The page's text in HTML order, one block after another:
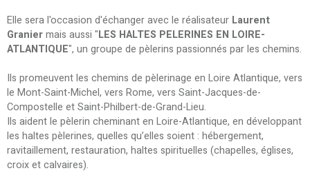
Elle sera l'occasion d'échanger avec le réalisateur Laurent
Graniermais aussi "LES HALTES PELERINES EN LOIRE-
ATLANTIQUE", un groupe de pèlerins passionnés par les chemins.
Ils promeuvent les chemins de pèlerinage en Loire Atlantique, vers
le Mont-Saint-Michel, vers Rome, vers Saint-Jacques-de-
Compostelle et Saint-Philbert-de-Grand-Lieu.
Ils aident le pèlerin cheminant en Loire-Atlantique, en développant
les haltes pèlerines, quelles qu’elles soient : hébergement,
ravitaillement, restauration, haltes spirituelles (chapelles, églises,
croix et calvaires).